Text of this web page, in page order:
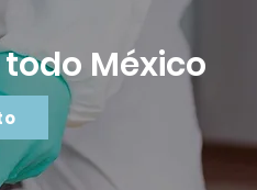
México